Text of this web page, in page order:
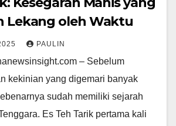
Lekang oleh Waktu
PAULIN
– Sebelum
kekinian yang digemari banyak
sudah memiliki sejarah
Es Teh Tarik pertama kali